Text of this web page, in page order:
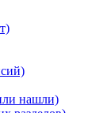
нашли)